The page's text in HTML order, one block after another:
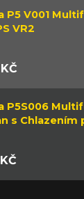
P5 V001
VR2
P5S006
s Chlazením